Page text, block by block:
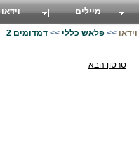
סרטון הבא
מיילים וידאו
וידאו >> פלאש כללי >> דמדומים 2